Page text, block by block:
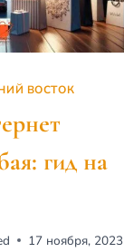
ВОСТОК
гид на
17 ноября, 2023